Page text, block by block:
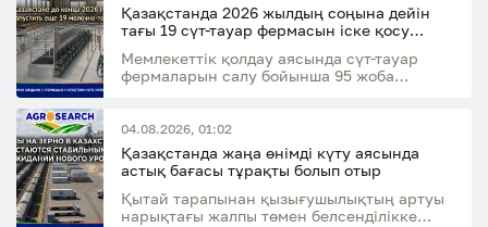
Қазақстанда 2026 жылдың соңына дейін
тағы 19 сүт-тауар фермасын іске қосу
Мемлекеттік қолдау аясында сүт-тауар
фермаларын салу бойынша 95 жоба
04.08.2026, 01:02
Қазақстанда жаңа өнімді күту аясында
астық бағасы тұрақты болып отыр
Қытай тарапынан қызығушылықтың артуы
нарықтағы жалпы төмен белсенділікке